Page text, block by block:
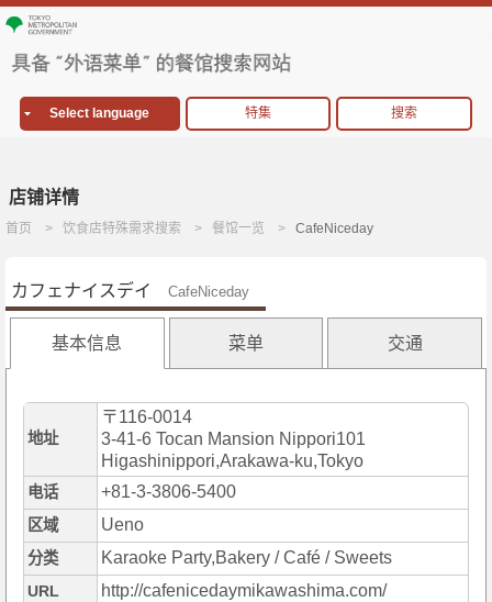
Select language 特集 搜索
店铺详情
首页 饮食店特殊需求搜索 餐馆一览 CafeNiceday
カフェナイスデイ CafeNiceday
基本信息 菜单 交通
地址
〒116-0014
3-41-6 Tocan Mansion Nippori101
Higashinippori,Arakawa-ku,Tokyo
电话 +81-3-3806-5400
区域 Ueno
分类 Karaoke Party,Bakery / Café / Sweets
URL http://cafenicedaymikawashima.com/